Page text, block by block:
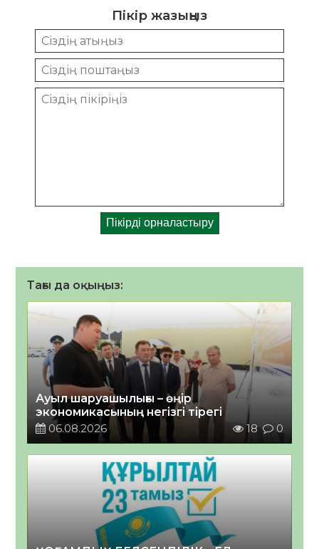
Пікір жазыңыз
Тағы да оқыңыз:
Ауыл шаруашылығы – өңір
экономикасының негізгі тірегі
06.08.2026
18 0